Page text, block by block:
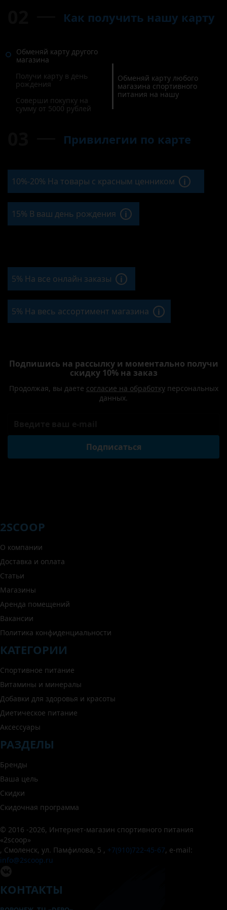
Как получить нашу карту
Обменяй карту другого
магазина
Получи карту в день
рождения
Соверши покупку на
сумму от 5000 рублей
Обменяй карту любого
магазина спортивного
питания на нашу
Привилегии по карте
10%-20% На товары с красным ценником i
15% В ваш день рождения i
5% На все онлайн заказы i
5% На весь ассортимент магазина i
Подпишись на рассылку и моментально получи
скидку 10% на заказ
Продолжая, вы даете согласие на обработкуперсональных
данных.
Подписаться
2SCOOP
О компании
Доставка и оплата
Статьи
Магазины
Аренда помещений
Вакансии
Политика конфиденциальности
КАТЕГОРИИ
Спортивное питание
Витамины и минералы
Добавки для здоровья и красоты
Диетическое питание
Аксессуары
РАЗДЕЛЫ
Бренды
Ваша цель
Скидки
Скидочная программа
© 2016 -2026, Интернет-магазин спортивного питания
«2scoop»
, Смоленск, ул. Памфилова, 5 , +7(910)722-45-67, e-mail:
info@2scoop.ru
КОНТАКТЫ